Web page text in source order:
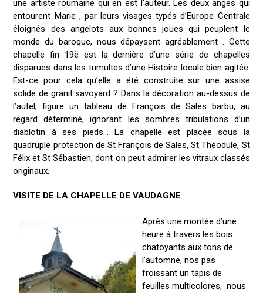
une artiste roumaine qui en est l’auteur. Les deux anges qui
entourent Marie , par leurs visages typés d’Europe Centrale
éloignés des angelots aux bonnes joues qui peuplent le
monde du baroque, nous dépaysent agréablement . Cette
chapelle fin 19è est la dernière d’une série de chapelles
disparues dans les tumultes d’une Histoire locale bien agitée.
Est-ce pour cela qu’elle a été construite sur une assise
solide de granit savoyard ? Dans la décoration au-dessus de
l’autel, figure un tableau de François de Sales barbu, au
regard déterminé, ignorant les sombres tribulations d’un
diablotin à ses pieds… La chapelle est placée sous la
quadruple protection de St François de Sales, St Théodule, St
Félix et St Sébastien, dont on peut admirer les vitraux classés
originaux.
VISITE DE LA CHAPELLE DE VAUDAGNE
Après une montée d’une
heure à travers les bois
chatoyants aux tons de
l’automne, nos pas
froissant un tapis de
feuilles multicolores, nous